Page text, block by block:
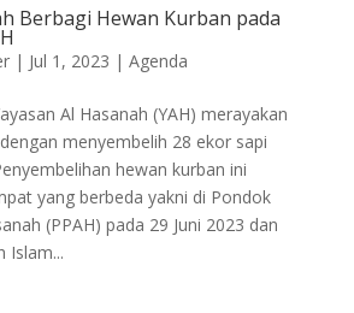
Berbagi Hewan Kurban pada
| Jul 1, 2023 | Agenda
Al Hasanah (YAH) merayakan
menyembelih 28 ekor sapi
hewan kurban ini
yang berbeda yakni di Pondok
(PPAH) pada 29 Juni 2023 dan
Islam...